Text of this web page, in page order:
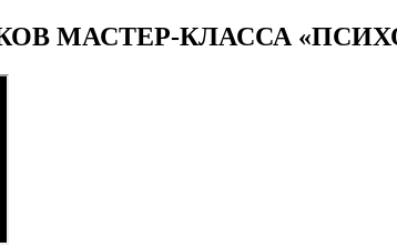
МАСТЕР-КЛАССА